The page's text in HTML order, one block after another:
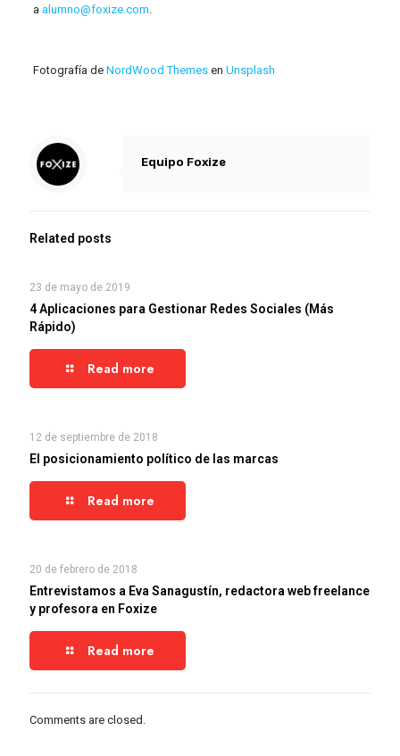
a alumno@foxize.com.
Fotografía de NordWood Themesen Unsplash
Equipo Foxize
Related posts
23 de mayo de 2019
4 Aplicaciones para Gestionar Redes Sociales (Más
Rápido)
Read more
12 de septiembre de 2018
El posicionamiento político de las marcas
Read more
20 de febrero de 2018
Entrevistamos a Eva Sanagustín, redactora web freelance
y profesora en Foxize
Read more
Comments are closed.